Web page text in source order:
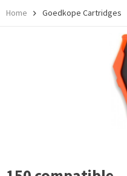
Home Goedkope Cartridges